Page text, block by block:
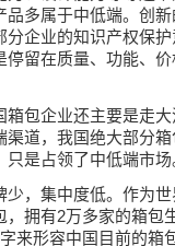
品多属于中低端。创
分企业的知识产权保
停留在质量、功能、
箱包企业还主要是走
渠道，我国绝大部分
只是占领了中低端市场
少，集中度低。作为
，拥有2万多家的箱包
来形容中国目前的箱